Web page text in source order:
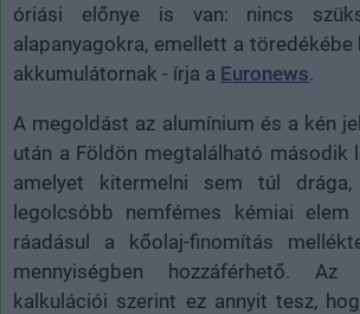
óriási előnye is van: nincs
alapanyagokra, emellett a
akkumulátornak - írja a Euronews.
A megoldást az alumínium és a kén
után a Földön megtalálható második
amelyet kitermelni sem túl
legolcsóbb nemfémes kémiai elem
ráadásul a kőolaj-finomítás
mennyiségben hozzáférhető.
kalkulációi szerint ez annyit tesz,